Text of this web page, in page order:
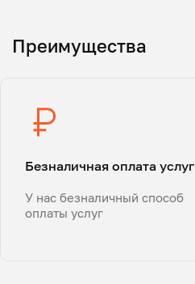
Преимущества
Безналичная оплата услуг
У нас безналичный способ
оплаты услуг